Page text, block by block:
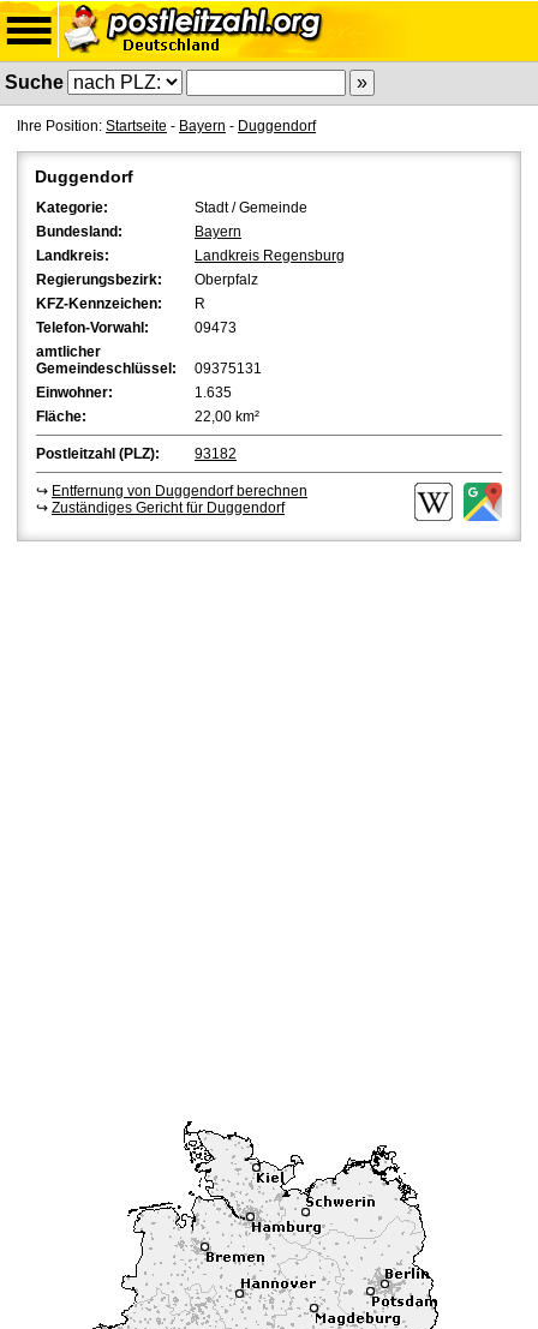
Suche
Ihre Position: Startseite - Bayern - Duggendorf
Duggendorf
Kategorie:
Stadt / Gemeinde
Bundesland:
Bayern
Landkreis:
Landkreis Regensburg
Regierungsbezirk:
Oberpfalz
KFZ-Kennzeichen:
R
Telefon-Vorwahl:
09473
amtlicher
Gemeindeschlüssel:
09375131
Einwohner:
1.635
Fläche:
22,00 km²
Postleitzahl (PLZ): 93182
↪ Entfernung von Duggendorf berechnen
↪ Zuständiges Gericht für Duggendorf